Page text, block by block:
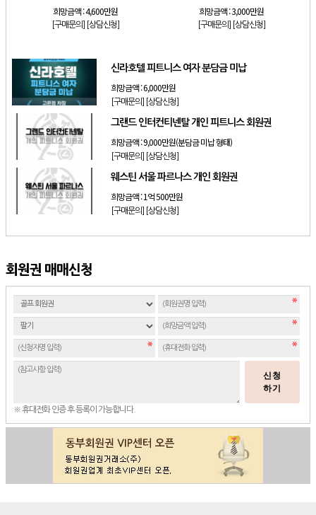
희망금액 :4,600만원
[구매문의] [상담신청]
희망금액 :3,000만원
[구매문의] [상담신청]
신라호텔 피트니스 여자 분담금 미납
희망금액 :6,000만원
[구매문의] [상담신청]
그랜드 인터컨티넨탈 개인 피트니스 회원권
희망금액 :9,000만원(분담금 미납 형태)
[구매문의] [상담신청]
웨스틴 서울 파르나스 개인 회원권
희망금액 :1억 500만원
[구매문의] [상담신청]
회원권 매매신청
신청
하기
※ 휴대전화 인증 후 등록이 가능합니다.